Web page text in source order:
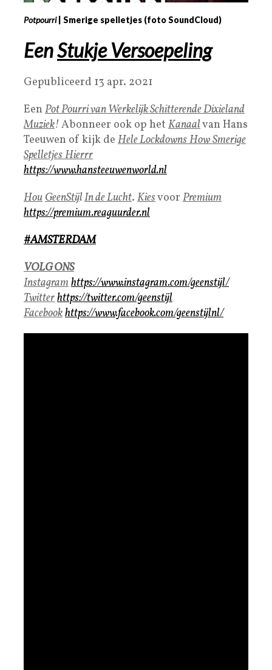
Potpourri| Smerige spelletjes (foto SoundCloud)
EenStukje Versoepeling
Gepubliceerd 13 apr. 2021
Een Pot Pourri van Werkelijk Schitterende Dixieland
Muziek!Abonneer ook op het Kanaalvan Hans
Teeuwen​ of kijk de Hele LockdownsHowSmerige
SpelletjesHierrr
https://www.hansteeuwenworld.nl​
HouGeenStijlIn de Lucht. Kiesvoor Premium
https://premium.reaguurder.nl​
#AMSTERDAM
VOLG ONS
Instagramhttps://www.instagram.com/geenstijl/​
Twitterhttps://twitter.com/geenstijl​
Facebookhttps://www.facebook.com/geenstijlnl/​